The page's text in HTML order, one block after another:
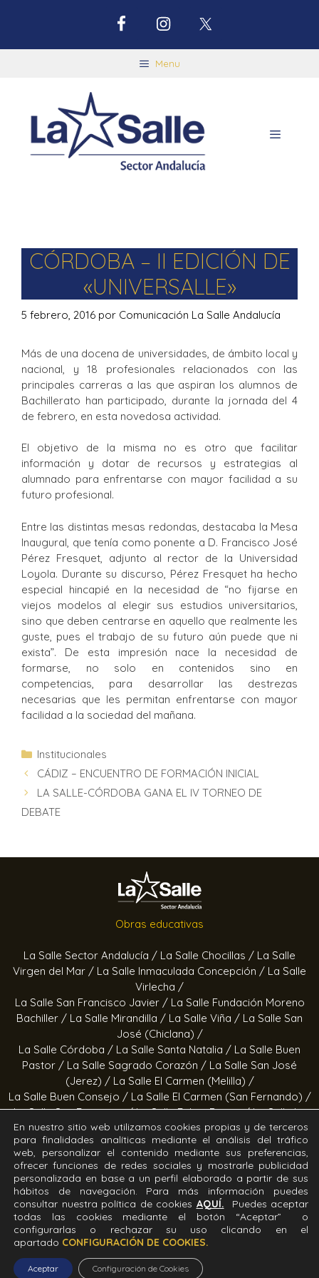
Menu
CÓRDOBA – II EDICIÓN DE
«UNIVERSALLE»
5 febrero, 2016 por Comunicación La Salle Andalucía
Más de una docena de universidades, de ámbito local y
nacional, y 18 profesionales relacionados con las
principales carreras a las que aspiran los alumnos de
Bachillerato han participado, durante la jornada del 4
de febrero, en esta novedosa actividad.
El objetivo de la misma no es otro que facilitar
información y dotar de recursos y estrategias al
alumnado para enfrentarse con mayor facilidad a su
futuro profesional.
Entre las distintas mesas redondas, destacaba la Mesa
Inaugural, que tenía como ponente a D. Francisco José
Pérez Fresquet, adjunto al rector de la Universidad
Loyola. Durante su discurso, Pérez Fresquet ha hecho
especial hincapié en la necesidad de “no fijarse en
viejos modelos al elegir sus estudios universitarios,
sino que deben centrarse en aquello que realmente les
guste, pues el trabajo de su futuro aún puede que ni
exista”. De esta impresión nace la necesidad de
formarse, no solo en contenidos sino en
competencias, para desarrollar las destrezas
necesarias que les permitan enfrentarse con mayor
facilidad a la sociedad del mañana.
Institucionales
CÁDIZ – ENCUENTRO DE FORMACIÓN INICIAL
LA SALLE-CÓRDOBA GANA EL IV TORNEO DE
DEBATE
Obras educativas
La Salle Sector Andalucía / La Salle Chocillas / La Salle
Virgen del Mar / La Salle Inmaculada Concepción / La Salle
Virlecha /
La Salle San Francisco Javier / La Salle Fundación Moreno
Bachiller / La Salle Mirandilla / La Salle Viña / La Salle San
José (Chiclana) /
La Salle Córdoba / La Salle Santa Natalia / La Salle Buen
Pastor / La Salle Sagrado Corazón / La Salle San José
(Jerez) / La Salle El Carmen (Melilla) /
La Salle Buen Consejo / La Salle El Carmen (San Fernando) /
La Salle San Francisco /La Salle Felipe Benito /La Salle La
Purísima
Obras socioeducativas
Estrella Azahara /Manos Abiertas /Hogar Jerez / Proyecto
Alfa /Hogar San Ramón y San Fernando /Calor en la Noche
Todos los derechos Reservados. Diseñado y desarrollado
Andalucía.
En nuestro sitio web utilizamos cookies propias y de terceros
para finalidades analíticas mediante el análisis del tráfico
web, personalizar el contenido mediante sus preferencias,
ofrecer funciones de redes sociales y mostrarle publicidad
personalizada en base a un perfil elaborado a partir de sus
hábitos de navegación. Para más información puedes
consultar nuestra política de cookies AQUÍ.
Puedes aceptar
todas las cookies mediante el botón “Aceptar” o
configurarlas o rechazar su uso clicando en el
apartado CONFIGURACIÓN DE COOKIES.
Aceptar Configuración de Cookies